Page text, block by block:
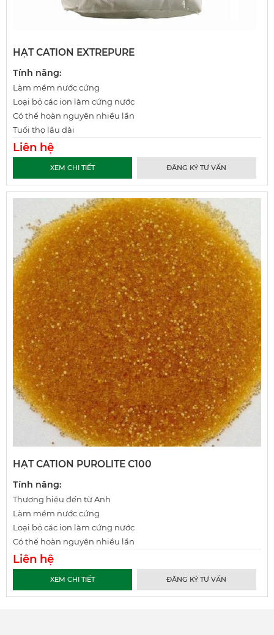
HẠT CATION EXTREPURE
Tính năng:
Làm mềm nước cứng
Loại bỏ các ion làm cứng nước
Có thể hoàn nguyên nhiều lần
Tuổi thọ lâu dài
Liên hệ
XEM CHI TIẾT ĐĂNG KÝ TƯ VẤN
HẠT CATION PUROLITE C100
Tính năng:
Thương hiệu đến từ Anh
Làm mềm nước cứng
Loại bỏ các ion làm cứng nước
Có thể hoàn nguyên nhiều lần
Liên hệ
XEM CHI TIẾT ĐĂNG KÝ TƯ VẤN